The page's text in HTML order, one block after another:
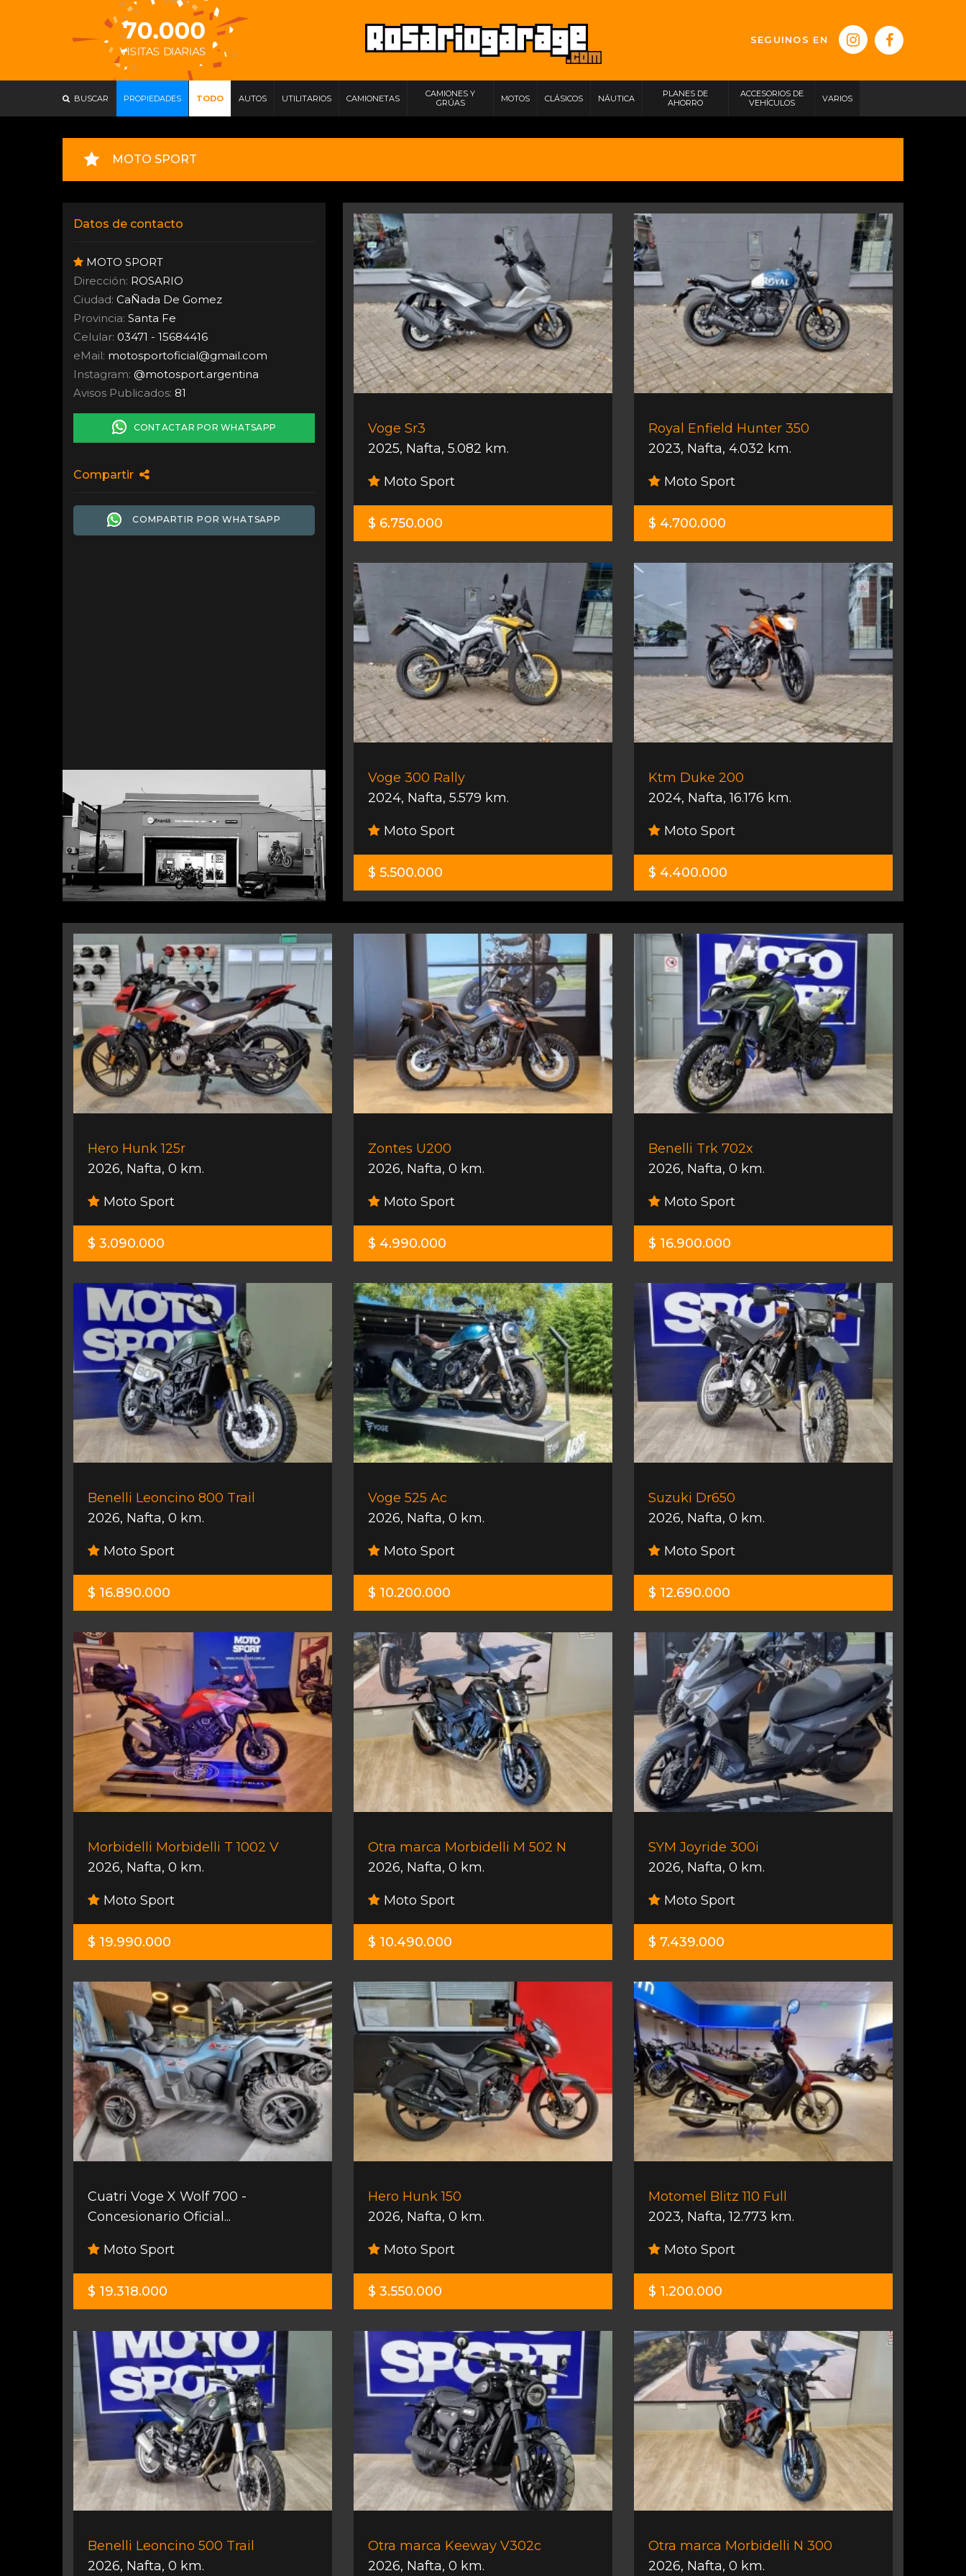
SEGUINOS EN
BUSCAR PROPIEDADES TODO AUTOS UTILITARIOS CAMIONETAS
CAMIONES Y
GRÚAS
MOTOS CLÁSICOS NÁUTICA
PLANES DE
AHORRO
ACCESORIOS DE
VEHÍCULOS
VARIOS
MOTO SPORT
Datos de contacto
MOTO SPORT
Dirección: ROSARIO
Ciudad: CaÑada De Gomez
Provincia: Santa Fe
Celular: 03471 - 15684416
eMail: motosportoficial@gmail.com
Instagram: @motosport.argentina
Avisos Publicados: 81
CONTACTAR POR WHATSAPP
Compartir
COMPARTIR POR WHATSAPP
Voge Sr3
2025, Nafta, 5.082 km.
Moto Sport
$ 6.750.000
Royal Enfield Hunter 350
2023, Nafta, 4.032 km.
Moto Sport
$ 4.700.000
Voge 300 Rally
2024, Nafta, 5.579 km.
Moto Sport
$ 5.500.000
Ktm Duke 200
2024, Nafta,16.176 km.
Moto Sport
$ 4.400.000
Hero Hunk 125r
2026, Nafta, 0 km.
Moto Sport
$ 3.090.000
Zontes U200
2026, Nafta, 0 km.
Moto Sport
$ 4.990.000
Benelli Trk 702x
2026, Nafta, 0 km.
Moto Sport
$ 16.900.000
Benelli Leoncino 800 Trail
2026, Nafta, 0 km.
Moto Sport
$ 16.890.000
Voge 525 Ac
2026, Nafta, 0 km.
Moto Sport
$ 10.200.000
Suzuki Dr650
2026, Nafta, 0 km.
Moto Sport
$ 12.690.000
Morbidelli Morbidelli T 1002 V
2026, Nafta, 0 km.
Moto Sport
$ 19.990.000
Otra marca Morbidelli M 502 N
2026, Nafta, 0 km.
Moto Sport
$ 10.490.000
SYM Joyride 300i
2026, Nafta, 0 km.
Moto Sport
$ 7.439.000
Cuatri Voge X Wolf 700 -
Concesionario Oficial...
Moto Sport
$ 19.318.000
Hero Hunk 150
2026, Nafta, 0 km.
Moto Sport
$ 3.550.000
Motomel Blitz 110 Full
2023, Nafta,12.773 km.
Moto Sport
$ 1.200.000
Benelli Leoncino 500 Trail
2026, Nafta, 0 km.
Otra marca Keeway V302c
2026, Nafta, 0 km.
Otra marca Morbidelli N 300
2026, Nafta, 0 km.